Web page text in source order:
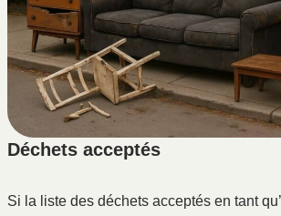
Déchets acceptés
Si la liste des déchets acceptés en tant